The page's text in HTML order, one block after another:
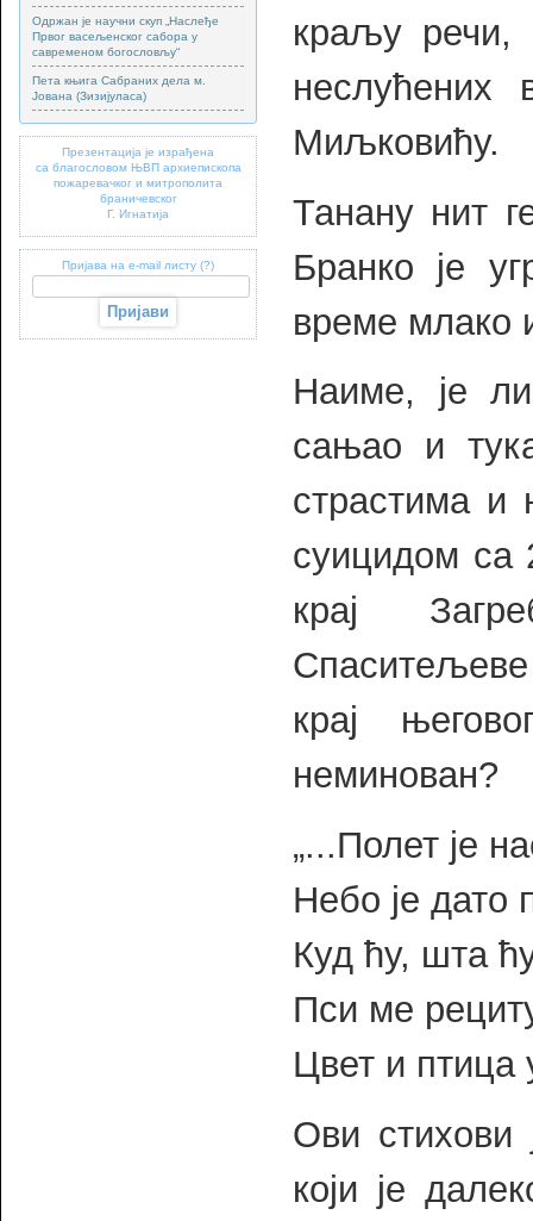
Одржан је научни скуп „Наслеђе
Првог васељенског сабора у
савременом богословљу“
Пета књига Сабраних дела м.
Јована (Зизијуласа)
Презентација је израђена
са благословом ЊВП архиепископа
пожаревачког и митрополита
браничевског
Г. Игнатија
Пријава на e-mail листу (?)
краљу речи,
неслућених
Миљковићу.
Танану нит
Бранко је
време млако
Наиме, је
сањао и
страстима и
суицидом са
крај
Спаситељеве
крај
неминован?
„...Полет је
Небо је дато
Куд ћу, шта
Пси ме
Цвет и птица
Ови стихови
који је